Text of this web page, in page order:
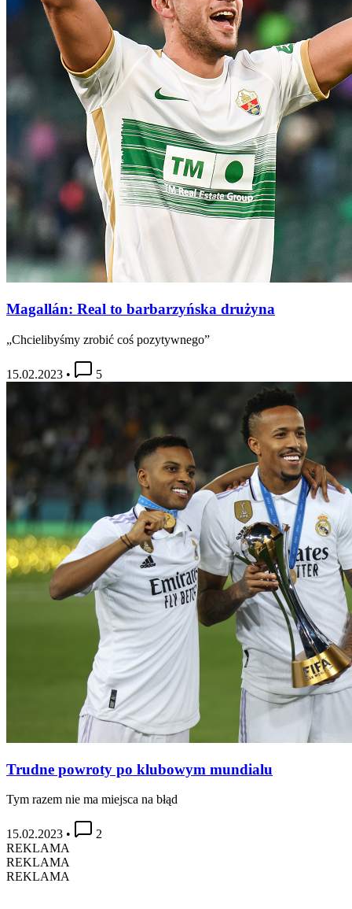
Magallán: Real to barbarzyńska drużyna
„Chcielibyśmy zrobić coś pozytywnego”
15.02.2023 • 5
Trudne powroty po klubowym mundialu
Tym razem nie ma miejsca na błąd
15.02.2023 •
2
REKLAMA
REKLAMA
REKLAMA